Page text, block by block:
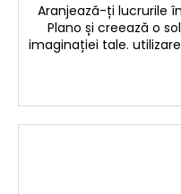
Aranjează-ți lucrurile
Plano și creează o
imaginației tale.